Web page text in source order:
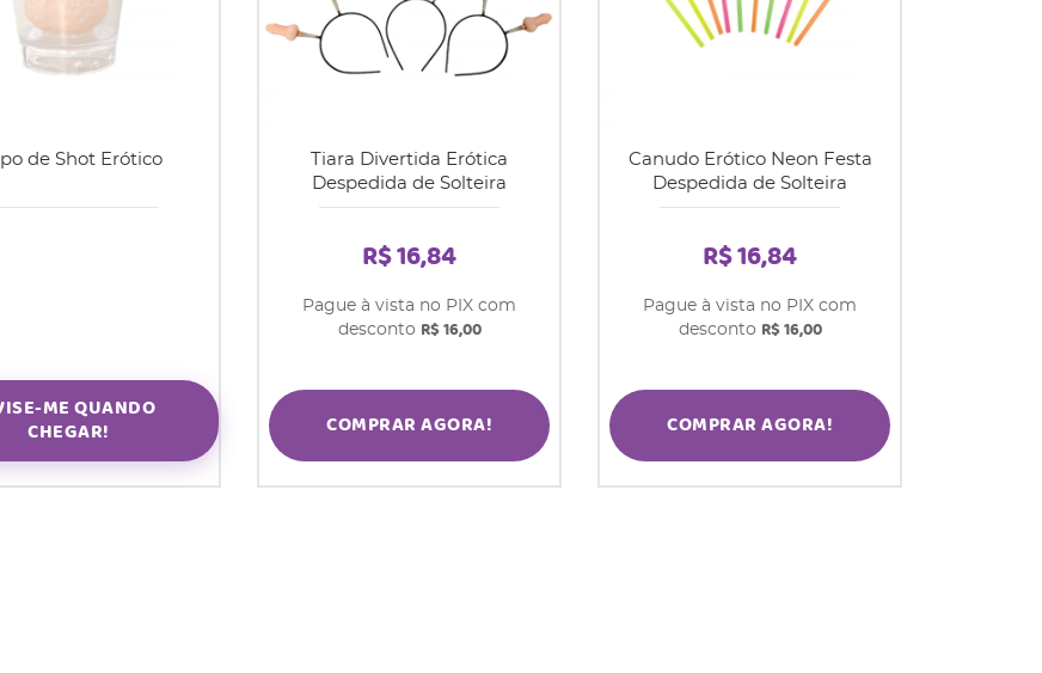
de Shot Erótico
ME QUANDO
CHEGAR!
Tiara Divertida Erótica
Despedida de Solteira
R$ 16,84
Pague à vista no PIX com
desconto R$ 16,00
COMPRAR AGORA!
Canudo Erótico Neon Festa
Despedida de Solteira
R$ 16,84
Pague à vista no PIX com
desconto R$ 16,00
COMPRAR AGORA!